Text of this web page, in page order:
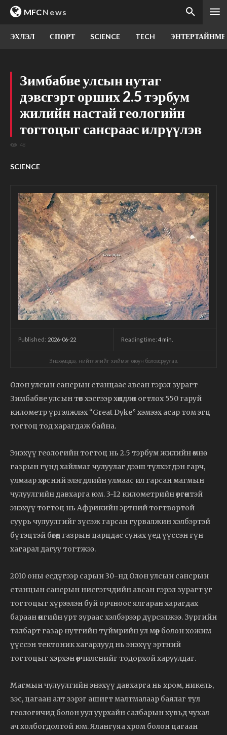
MFCNews
ЭХЛЭЛ СПОРТ SCIENCE TECH
Зимбабве улсын нутаг
дэвсгэрт орших 2.5 тэрбум
жилийн настай геологийн
тогтоцыг сансраас илрүүлэв
48
SCIENCE
Published: 2026-06-22 Reading time: 4 min.
Энэхүү мэдээ, нийтлэлийг хиймэл оюун боловсруулав.
Олон улсын сансрын станцаас авсан гэрэл зурагт
Зимбабве улсын төв хэсгээр хөндлөн огтлох 550 гаруй
километр үргэлжлэх “Great Dyke” хэмээх асар том эгц
тогтоц тод харагдаж байна.
Энэхүү геологийн тогтоц нь 2.5 тэрбум жилийн өмнө
газрын гүнд хайлмаг чулуулаг дээш түлхэгдэн гарч,
улмаар хөрсний элэгдлийн улмаас ил гарсан магмын
чулуулгийн давхарга юм. 3-12 километрийн өргөнтэй
энэхүү тогтоц нь Африкийн эртний тогтвортой
суурь чулуулгийг зүсэж гарсан гурвалжин хэлбэртэй
бүтэцтэй бөгөөд газрын царцдас сунах үед үүссэн гүн
хагарал дагуу тогтжээ.
2010 оны есдүгээр сарын 30-нд Олон улсын сансрын
станцын сансрын нисгэгчдийн авсан гэрэл зурагт уг
тогтоцыг хүрээлэн буй орчноос ялгаран харагдах
бараан өнгийн урт зураас хэлбэрээр дүрсэлжээ. Зургийн
талбарт газар нутгийн түймрийн ул мөр болон хожим
үүссэн тектоник хагарлууд нь энэхүү эртний
тогтоцыг хэрхэн өөрчилснийг тодорхой харуулдаг.
Магмын чулуулгийн энэхүү давхарга нь хром, никель,
зэс, цагаан алт зэрэг ашигт малтмалаар баялаг тул
геологичид болон уул уурхайн салбарын хувьд чухал
ач холбогдолтой юм. Ялангуяа хром болон цагаан